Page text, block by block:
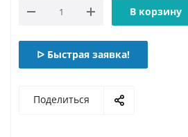
В корзину
ᐅ Быстрая заявка!
Поделиться